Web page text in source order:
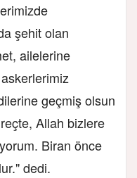
şehit olan
ailelerine
askerlerimiz
geçmiş olsun
Allah bizlere
Biran önce
dedi.